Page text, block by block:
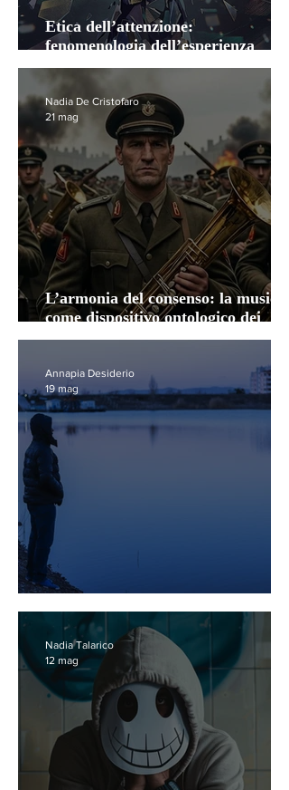
Etica dell’attenzione:
fenomenologia dell’esperienza
frammentata
L’armonia del consenso: la musica
come dispositivo ontologico dei
totalitarismi
Nadia De Cristofaro
21 mag
Mens sana in societate sana
Annapia Desiderio
19 mag
Nadia Talarico
12 mag